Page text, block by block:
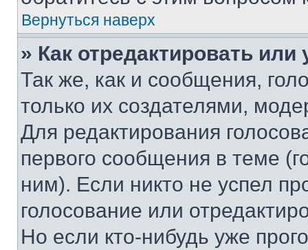
Вернуться наверх
» Как отредактировать
Так же, как и сообщения,
только их создателями,
Для редактирования
первого сообщения в теме
ним). Если никто не успел
голосование или
Но если кто-нибудь уже